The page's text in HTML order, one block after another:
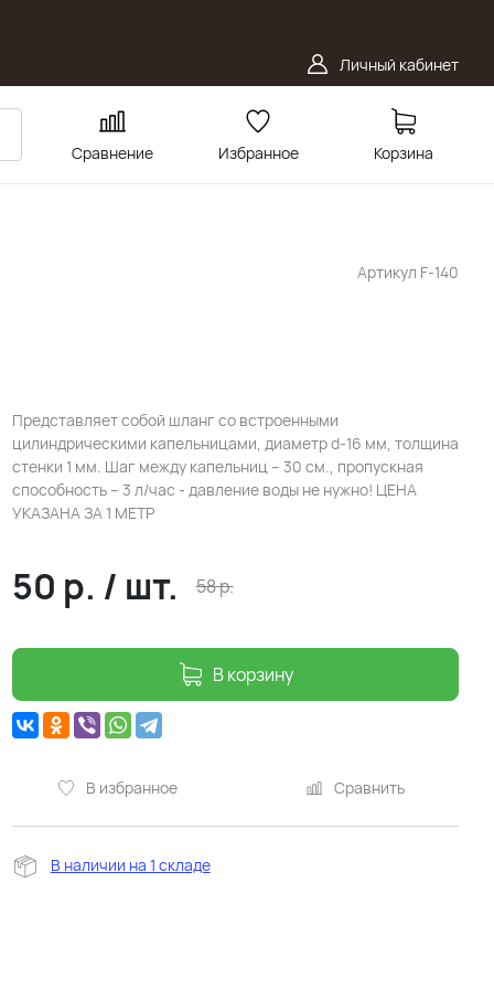
Личный кабинет
Сравнение Избранное Корзина
Артикул F-140
Представляет собой шланг со встроенными
цилиндрическими капельницами, диаметр d-16 мм, толщина
стенки 1 мм. Шаг между капельниц – 30 см., пропускная
способность – 3 л/час - давление воды не нужно! ЦЕНА
УКАЗАНА ЗА 1 МЕТР
50 р. / шт. 58р.
В корзину
В избранное Сравнить
В наличии на 1 складе